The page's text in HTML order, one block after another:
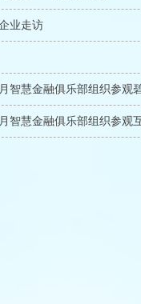
业走访
智慧金融俱乐部组织参观
智慧金融俱乐部组织参观